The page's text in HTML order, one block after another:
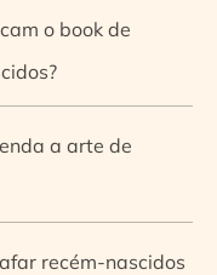
o book de
a arte de
recém-nascidos